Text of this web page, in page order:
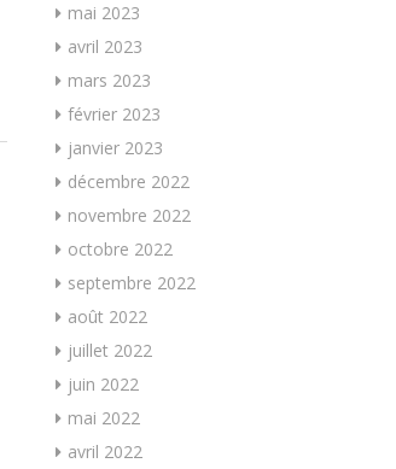
mai 2023
avril 2023
mars 2023
février 2023
janvier 2023
décembre 2022
novembre 2022
octobre 2022
septembre 2022
août 2022
juillet 2022
juin 2022
mai 2022
avril 2022